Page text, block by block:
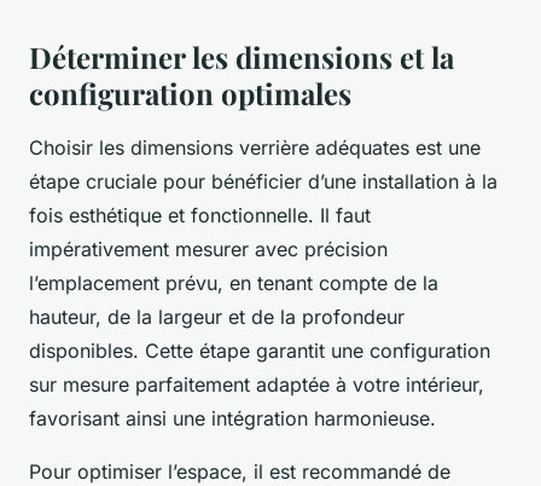
Déterminer les dimensions et la
configuration optimales
Choisir les dimensions verrière adéquates est une
étape cruciale pour bénéficier d’une installation à la
fois esthétique et fonctionnelle. Il faut
impérativement mesurer avec précision
l’emplacement prévu, en tenant compte de la
hauteur, de la largeur et de la profondeur
disponibles. Cette étape garantit une configuration
sur mesure parfaitement adaptée à votre intérieur,
favorisant ainsi une intégration harmonieuse.
Pour optimiser l’espace, il est recommandé de